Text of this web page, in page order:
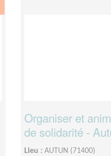
Organiser et
de solidarité -
Lieu : AUTUN (71400)